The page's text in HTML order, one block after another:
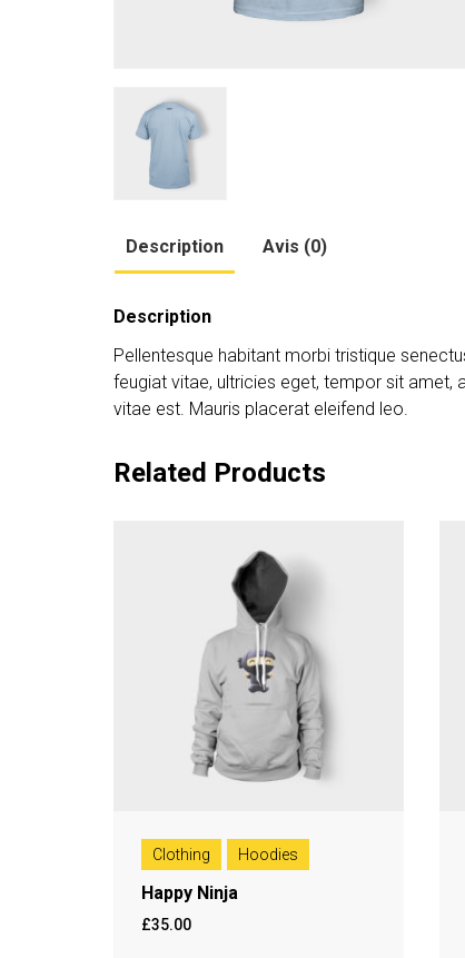
Description Avis (0)
Description
Pellentesque habitant morbi tristique
feugiat vitae, ultricies eget, tempor sit amet,
vitae est. Mauris placerat eleifend leo.
Related Products
Clothing Hoodies
Happy Ninja
£35.00